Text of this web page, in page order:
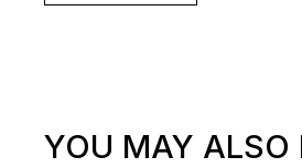
YOU MAY ALSO